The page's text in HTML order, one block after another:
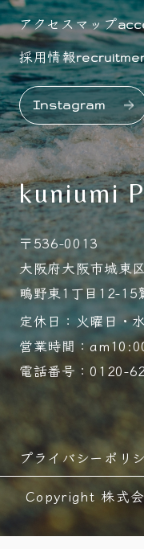
アクセスマップ
採用情報
Instagram
kuniumi
〒536-0013
大阪府大阪市城東区
鴫野東1丁目12-15
定休日：火曜日・
営業時間：
電話番号：0120-
プライバシーポリ
Copyright 株式